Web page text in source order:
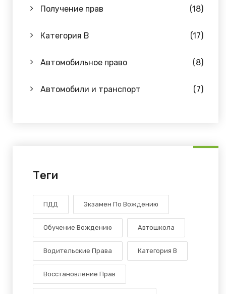
Получение прав (18)
Категория B (17)
Автомобильное право (8)
Автомобили и транспорт (7)
Теги
ПДД Экзамен По Вождению
Обучение Вождению Автошкола
Водительские Права Категория В
Восстановление Прав